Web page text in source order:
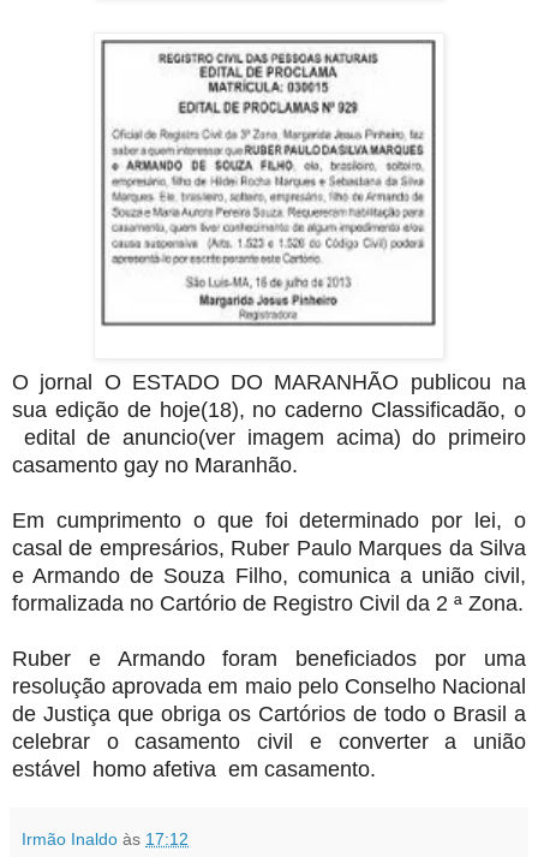
O jornal O ESTADO DO MARANHÃO publicou na
sua edição de hoje(18), no caderno Classificadão, o
edital de anuncio(ver imagem acima) do primeiro
casamento gay no Maranhão.
Em cumprimento o que foi determinado por lei, o
casal de empresários, Ruber Paulo Marques da Silva
e Armando de Souza Filho, comunica a união civil,
formalizada no Cartório de Registro Civil da 2 ª Zona.
Ruber e Armando foram beneficiados por uma
resolução aprovada em maio pelo Conselho Nacional
de Justiça que obriga os Cartórios de todo o Brasil a
celebrar o casamento civil e converter a união
estável homo afetiva em casamento.
Irmão Inaldo às 17:12